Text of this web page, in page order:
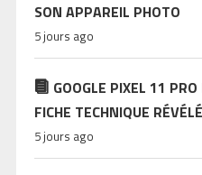
SON APPAREIL PHOTO
5 jours ago
GOOGLE PIXEL 11
FICHE TECHNIQUE
5 jours ago